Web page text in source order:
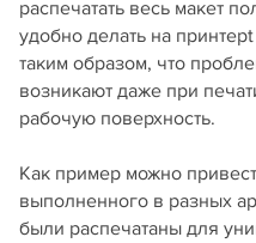
распечатать весь макет
удобно делать на принтерt
таким образом, что
возникают даже при
рабочую поверхность.
Как пример можно
выполненного в разных
были распечатаны для